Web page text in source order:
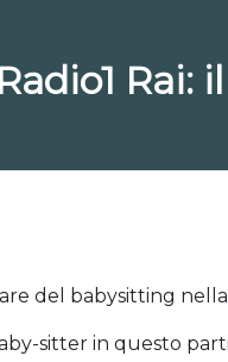
del babysitting nella
sitter in questo